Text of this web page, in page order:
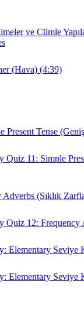
ve Cümle
(Hava) (4:39)
Present Tense
Quiz 11: Simple
Adverbs (Sıklık
Quiz 12: Frequency
Elementary Seviye
Elementary Seviye